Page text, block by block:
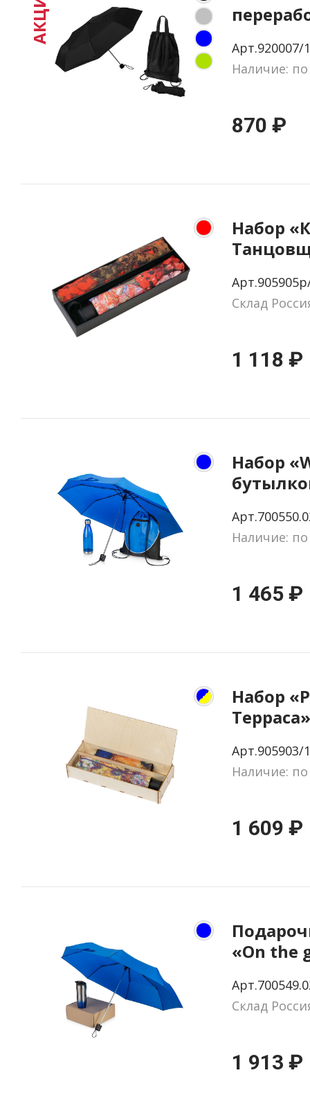
Арт.920007/
Наличие:
870 ₽
АКЦИЯ
Набор
зонт
Склад
1 118 ₽
Набор
Наличие:
1 465 ₽
Набор
Арт.905903/
Наличие:
1 609 ₽
«On the
зонтом
Склад
1 913 ₽